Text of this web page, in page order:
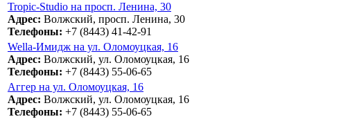
Tropic-Studio на просп. Ленина, 30
Адрес: Волжский, просп. Ленина, 30
Телефоны: +7 (8443) 41-42-91
Wella-Имидж на ул. Оломоуцкая, 16
Адрес: Волжский, ул. Оломоуцкая, 16
Телефоны: +7 (8443) 55-06-65
Аггер на ул. Оломоуцкая, 16
Адрес: Волжский, ул. Оломоуцкая, 16
Телефоны: +7 (8443) 55-06-65